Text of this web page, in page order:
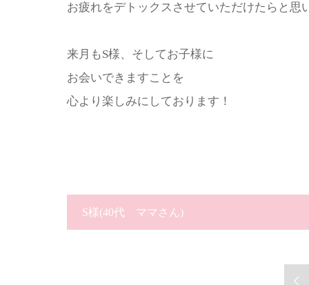
お疲れをデトックスさせていただけたらと思
来月もS様、そしてお子様に
お会いできますことを
心より楽しみにしております！
S様(40代 ママさん)